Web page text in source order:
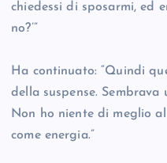
chiedessi di sposarmi, ed
no?’”
Ha continuato: “Quindi
della suspense. Sembrava
Non ho niente di meglio al
come energia.”